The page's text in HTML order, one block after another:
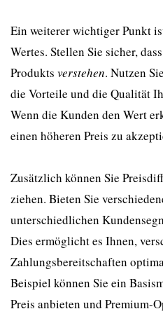
Ein weiterer wichtiger Punkt
Wertes. Stellen Sie sicher,
Produkts verstehen. Nutzen
die Vorteile und die Qualität
Wenn die Kunden den Wert
einen höheren Preis zu
Zusätzlich können Sie
ziehen. Bieten Sie
unterschiedlichen
Dies ermöglicht es Ihnen,
Zahlungsbereitschaften
Beispiel können Sie ein
Preis anbieten und Premium-